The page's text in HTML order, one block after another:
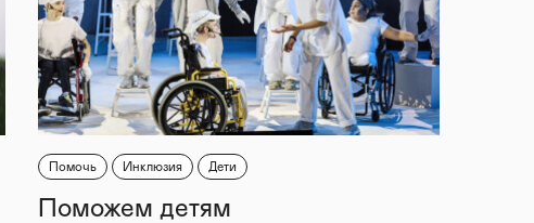
Помочь Инклюзия Дети
Поможем детям